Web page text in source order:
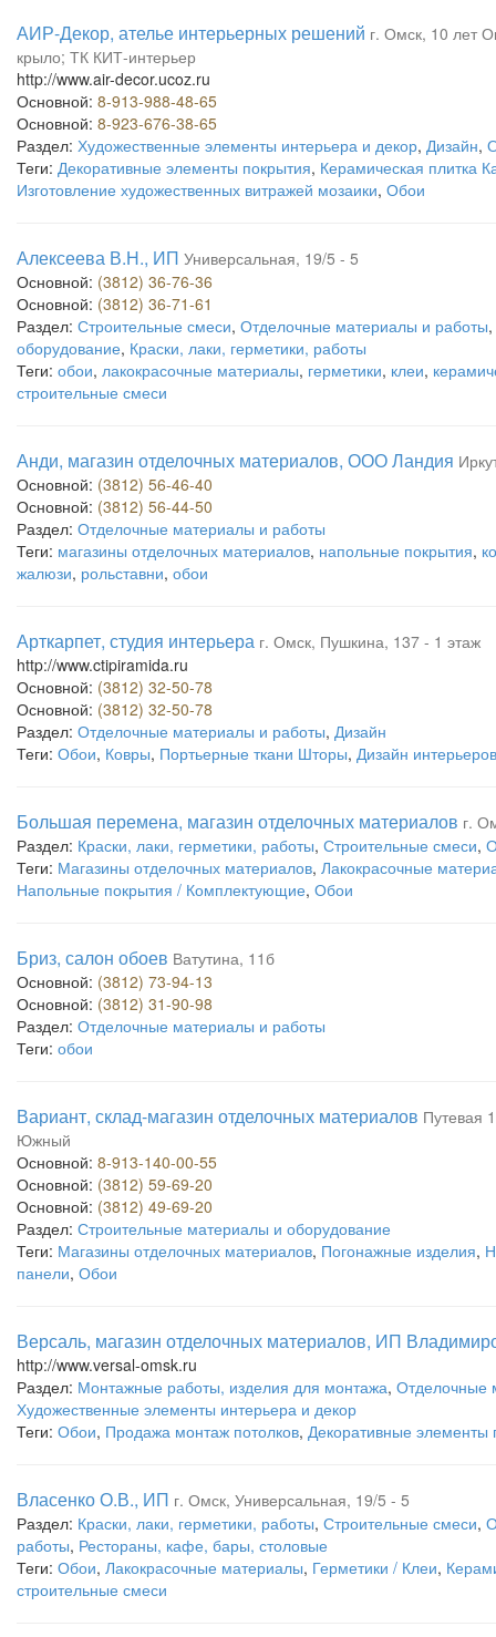
АИР-Декор, ателье интерьерных решений г. Омск, 10 лет
крыло; ТК КИТ-интерьер
http://www.air-decor.ucoz.ru
Основной: 8-913-988-48-65
Основной: 8-923-676-38-65
Раздел: Художественные элементы интерьера и декор, Дизайн,
Теги: Декоративные элементы покрытия, Керамическая плитка
Изготовление художественных витражей мозаики, Обои
Алексеева В.Н., ИП Универсальная, 19/5 - 5
Основной: (3812) 36-76-36
Основной: (3812) 36-71-61
Раздел: Строительные смеси, Отделочные материалы и работы,
оборудование, Краски, лаки, герметики, работы
Теги: обои, лакокрасочные материалы, герметики, клеи,
строительные смеси
Анди, магазин отделочных материалов, ООО Ландия
Основной: (3812) 56-46-40
Основной: (3812) 56-44-50
Раздел: Отделочные материалы и работы
Теги: магазины отделочных материалов, напольные покрытия,
жалюзи, рольставни, обои
Арткарпет, студия интерьера г. Омск, Пушкина, 137 - 1 этаж
http://www.ctipiramida.ru
Основной: (3812) 32-50-78
Основной: (3812) 32-50-78
Раздел: Отделочные материалы и работы, Дизайн
Теги: Обои, Ковры, Портьерные ткани Шторы, Дизайн интерьеров
Большая перемена, магазин отделочных материалов г.
Раздел: Краски, лаки, герметики, работы, Строительные смеси,
Теги: Магазины отделочных материалов, Лакокрасочные
Напольные покрытия / Комплектующие, Обои
Бриз, салон обоев Ватутина, 11б
Основной: (3812) 73-94-13
Основной: (3812) 31-90-98
Раздел: Отделочные материалы и работы
Теги: обои
Вариант, склад-магазин отделочных материалов Путевая
Южный
Основной: 8-913-140-00-55
Основной: (3812) 59-69-20
Основной: (3812) 49-69-20
Раздел: Строительные материалы и оборудование
Теги: Магазины отделочных материалов, Погонажные изделия,
панели, Обои
Версаль, магазин отделочных материалов, ИП
http://www.versal-omsk.ru
Раздел: Монтажные работы, изделия для монтажа, Отделочные
Художественные элементы интерьера и декор
Теги: Обои, Продажа монтаж потолков, Декоративные элементы
Власенко О.В., ИП г. Омск, Универсальная, 19/5 - 5
Раздел: Краски, лаки, герметики, работы, Строительные смеси,
работы, Рестораны, кафе, бары, столовые
Теги: Обои, Лакокрасочные материалы, Герметики / Клеи,
строительные смеси